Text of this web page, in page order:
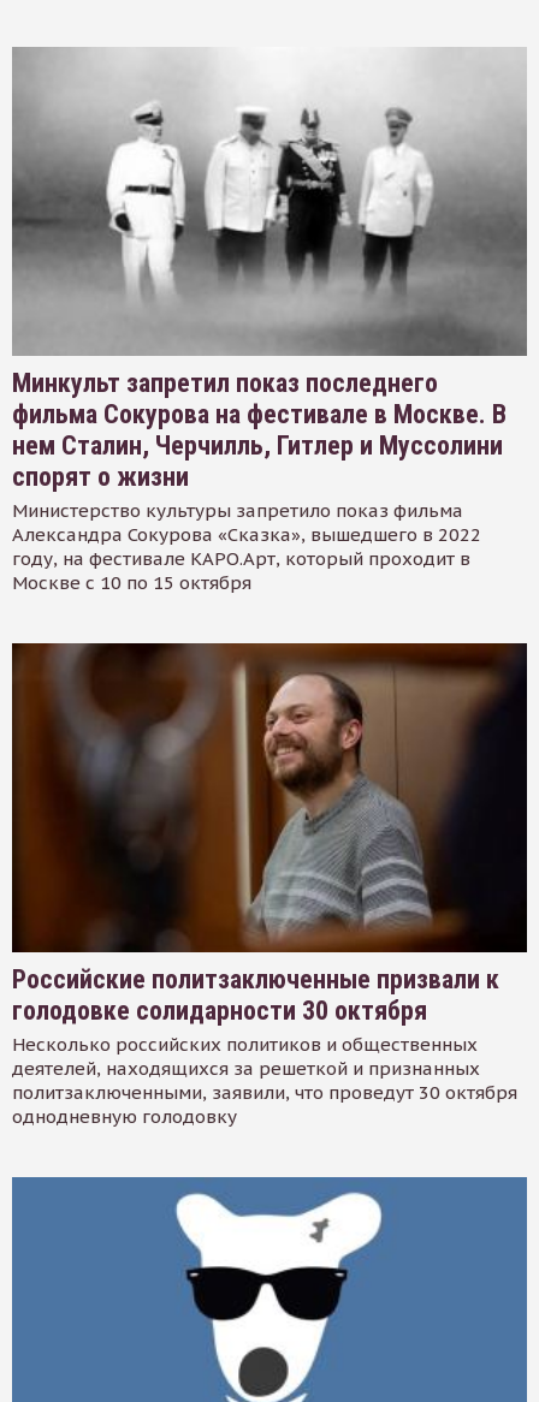
Минкульт запретил показ последнего
фильма Сокурова на фестивале в Москве. В
нем Сталин, Черчилль, Гитлер и Муссолини
спорят о жизни
Министерство культуры запретило показ фильма
Александра Сокурова «Сказка», вышедшего в 2022
году, на фестивале КАРО.Арт, который проходит в
Москве с 10 по 15 октября
Российские политзаключенные призвали к
голодовке солидарности 30 октября
Несколько российских политиков и общественных
деятелей, находящихся за решеткой и признанных
политзаключенными, заявили, что проведут 30 октября
однодневную голодовку